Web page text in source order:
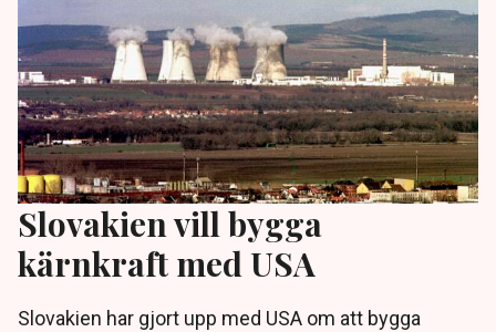
Slovakien vill bygga
kärnkraft med USA
Slovakien har gjort upp med USA om att bygga